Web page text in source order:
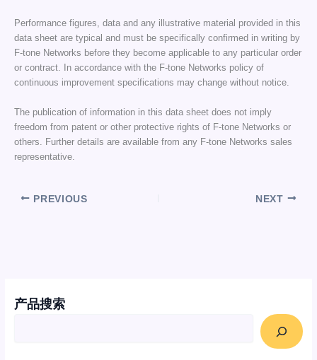
产品搜索
Performance figures, data and any illustrative material provided in this
data sheet are typical and must be specifically confirmed in writing by
F-tone Networks before they become applicable to any particular order
or contract. In accordance with the F-tone Networks policy of
continuous improvement specifications may change without notice.
The publication of information in this data sheet does not imply
freedom from patent or other protective rights of F-tone Networks or
others. Further details are available from any F-tone Networks sales
representative.
PREVIOUS NEXT